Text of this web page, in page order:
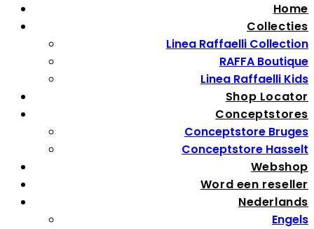
Home
Collecties
Linea Raffaelli Collection
RAFFA Boutique
Linea Raffaelli Kids
Shop Locator
Conceptstores
Conceptstore Bruges
Conceptstore Hasselt
Webshop
Word een reseller
Nederlands
Engels